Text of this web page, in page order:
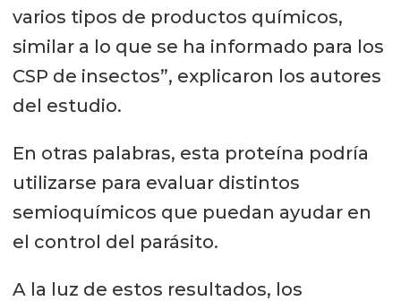
varios tipos de productos químicos,
similar a lo que se ha informado para los
CSP de insectos”, explicaron los autores
del estudio.
En otras palabras, esta proteína podría
utilizarse para evaluar distintos
semioquímicos que puedan ayudar en
el control del parásito.
A la luz de estos resultados, los